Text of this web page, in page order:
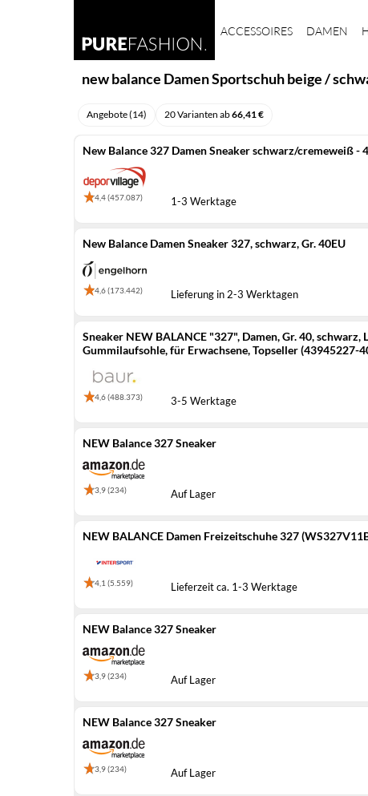
ACCESSOIRES DAMEN
new balance Damen Sportschuh beige /
Angebote (14) 20 Varianten ab66,41 €
New Balance 327 Damen Sneaker schwarz/cremeweiß -
4,4 (457.087)
1-3 Werktage
New Balance Damen Sneaker 327, schwarz, Gr. 40EU
4,6 (173.442) Lieferung in 2-3 Werktagen
Sneaker NEW BALANCE "327", Damen, Gr. 40, schwarz,
Gummilaufsohle, für Erwachsene, Topseller (43945227-
4,6 (488.373) 3-5 Werktage
NEW Balance 327 Sneaker
3,9 (234) Auf Lager
NEW BALANCE Damen Freizeitschuhe 327
4,1 (5.559) Lieferzeit ca. 1-3 Werktage
NEW Balance 327 Sneaker
3,9 (234) Auf Lager
NEW Balance 327 Sneaker
3,9 (234) Auf Lager